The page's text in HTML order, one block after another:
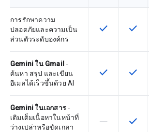
การรักษาความ
ปลอดภัยและความเป็น
ส่วนตัวระดับองค์กร
ฟีเจอร์นี้ใช้ได้กั
check ฟีเจอ
check
Gemini ใน Gmail -
ค้นหา สรุป และเขียน
อีเมลได้เร็วขึ้นด้วย AI
ฟีเจอร์นี้ใช้ได้กั
check ฟีเจอ
check
Gemini ในเอกสาร -
เติมเต็มเนื้อหาในหน้าที่
ว่างเปล่าหรือขัดเกลา
ฟีเจอร์นี้ใช้ไม่ไ
horizontal_rule ฟีเจอ
check